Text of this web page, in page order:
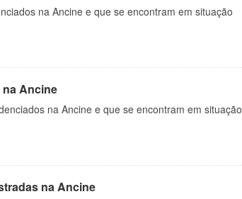
na Ancine e que se encontram em situação
Ancine
na Ancine e que se encontram em situação
na Ancine